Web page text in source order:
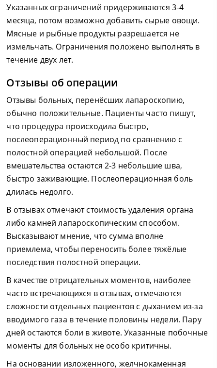
Указанных ограничений придерживаются 3-4
месяца, потом возможно добавить сырые овощи.
Мясные и рыбные продукты разрешается не
измельчать. Ограничения положено выполнять в
течение двух лет.
Отзывы об операции
Отзывы больных, перенёсших лапароскопию,
обычно положительные. Пациенты часто пишут,
что процедура происходила быстро,
послеоперационный период по сравнению с
полостной операцией небольшой. После
вмешательства остаются 2-3 небольшие шва,
быстро заживающие. Послеоперационная боль
длилась недолго.
В отзывах отмечают стоимость удаления органа
либо камней лапароскопическим способом.
Высказывают мнение, что сумма вполне
приемлема, чтобы переносить более тяжёлые
последствия полостной операции.
В качестве отрицательных моментов, наиболее
часто встречающихся в отзывах, отмечаются
сложности отдельных пациентов с дыханием из-за
вводимого газа в течение половины недели. Пару
дней остаются боли в животе. Указанные побочные
моменты для больных не особо критичны.
На основании изложенного, желчнокаменная